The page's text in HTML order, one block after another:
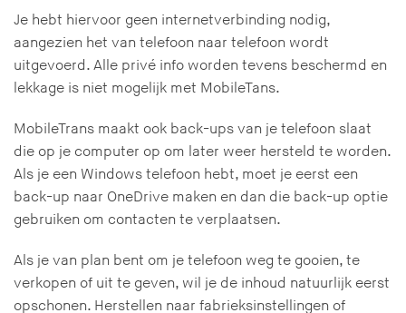
Je hebt hiervoor geen internetverbinding nodig,
aangezien het van telefoon naar telefoon wordt
uitgevoerd. Alle privé info worden tevens beschermd en
lekkage is niet mogelijk met MobileTans.
MobileTrans maakt ook back-ups van je telefoon slaat
die op je computer op om later weer hersteld te worden.
Als je een Windows telefoon hebt, moet je eerst een
back-up naar OneDrive maken en dan die back-up optie
gebruiken om contacten te verplaatsen.
Als je van plan bent om je telefoon weg te gooien, te
verkopen of uit te geven, wil je de inhoud natuurlijk eerst
opschonen. Herstellen naar fabrieksinstellingen of